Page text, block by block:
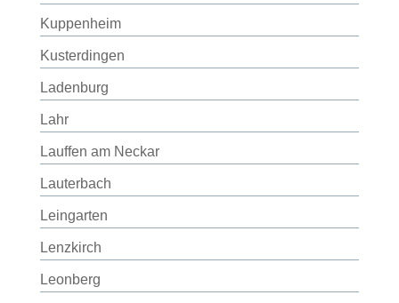
Kuppenheim
Kusterdingen
Ladenburg
Lahr
Lauffen am Neckar
Lauterbach
Leingarten
Lenzkirch
Leonberg